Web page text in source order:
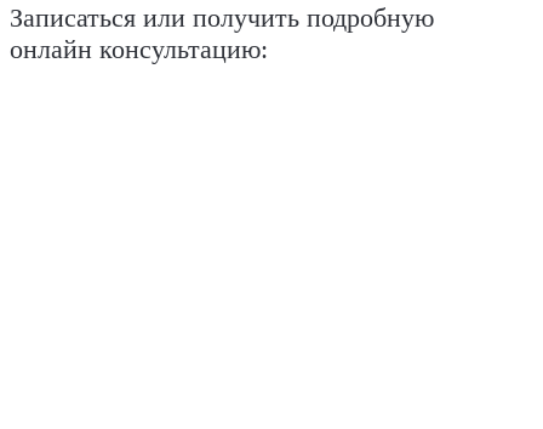
Записаться или получить подробную
онлайн консультацию: